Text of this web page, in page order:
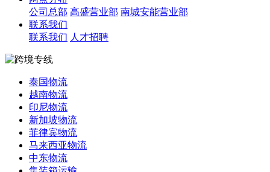
公司总部 高盛营业部 南城安能营业部
联系我们
联系我们 人才招聘
泰国物流
越南物流
印尼物流
新加坡物流
菲律宾物流
马来西亚物流
中东物流